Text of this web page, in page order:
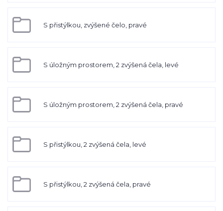
S přistýlkou, zvýšené čelo, pravé
S úložným prostorem, 2 zvýšená čela, levé
S úložným prostorem, 2 zvýšená čela, pravé
S přistýlkou, 2 zvýšená čela, levé
S přistýlkou, 2 zvýšená čela, pravé